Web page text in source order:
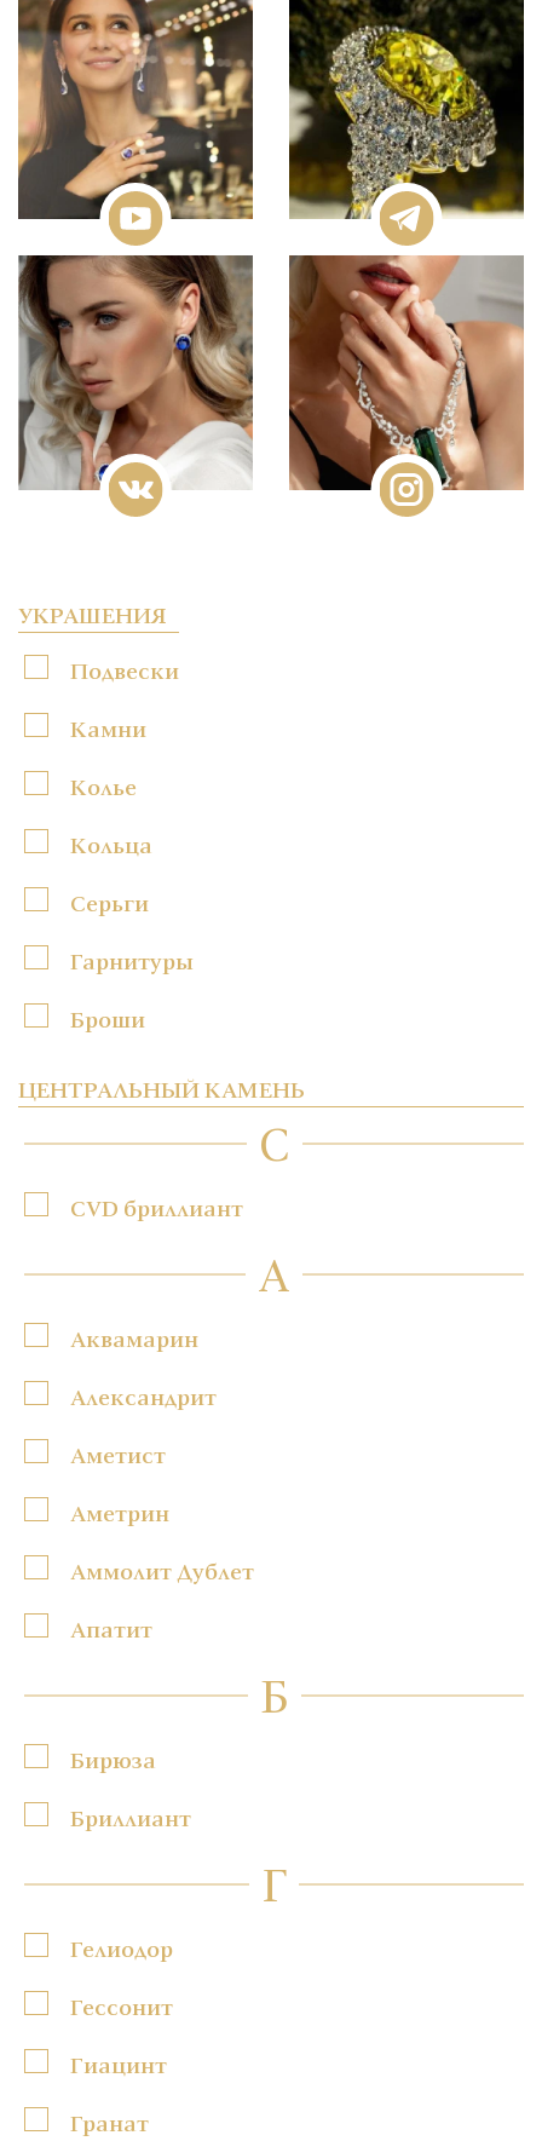
УКРАШЕНИЯ
Подвески
Камни
Колье
Кольца
Серьги
Гарнитуры
Броши
ЦЕНТРАЛЬНЫЙ КАМЕНЬ
C
CVD бриллиант
А
Аквамарин
Александрит
Аметист
Аметрин
Аммолит Дублет
Апатит
Б
Бирюза
Бриллиант
Г
Гелиодор
Гессонит
Гиацинт
Гранат